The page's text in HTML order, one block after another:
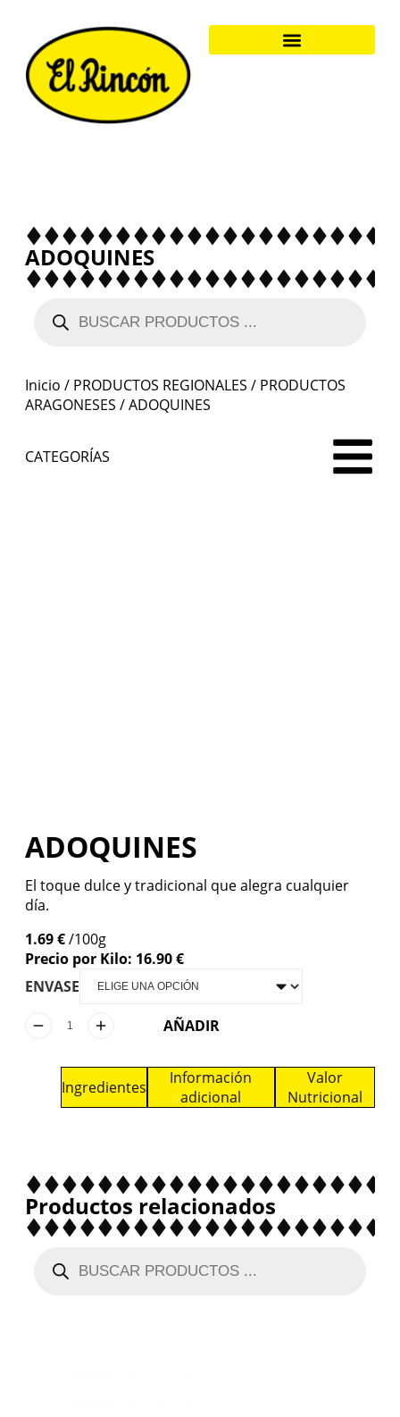
ADOQUINES
Inicio / PRODUCTOS REGIONALES / PRODUCTOS
ARAGONESES / ADOQUINES
CATEGORÍAS
ADOQUINES
El toque dulce y tradicional que alegra cualquier
día.
1.69 €/100g
Precio por Kilo: 16.90 €
ENVASE
AÑADIR
Ingredientes
Información
adicional
Valor
Nutricional
Productos relacionados